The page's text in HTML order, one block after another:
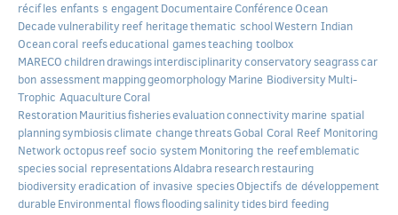
récifles enfants s engagentDocumentaireConférenceOcean
Decadevulnerability reef heritagethematic schoolWestern Indian
Oceancoral reefseducational gamesteaching toolbox
MARECOchildrendrawingsinterdisciplinarityconservatory seagrasscar
bon assessmentmappinggeomorphology Marine Biodiversity Multi-
Trophic AquacultureCoral
RestorationMauritiusfisheriesevaluationconnectivity marine spatial
planningsymbiosisclimate changethreatsGobal Coral Reef Monitoring
Networkoctopusreef socio system Monitoring the reefemblematic
speciessocial representationsAldabra researchrestauring
biodiversityeradication of invasive speciesObjectifs de développement
durableEnvironmental flowsfloodingsalinitytidesbird feeding